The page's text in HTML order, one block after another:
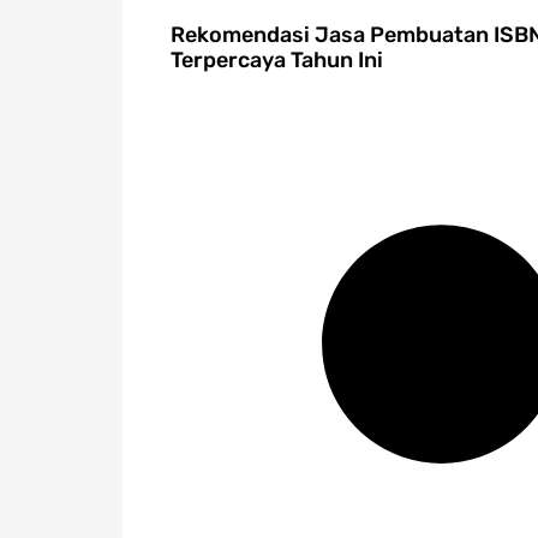
Rekomendasi Jasa Pembuatan
Terpercaya Tahun Ini